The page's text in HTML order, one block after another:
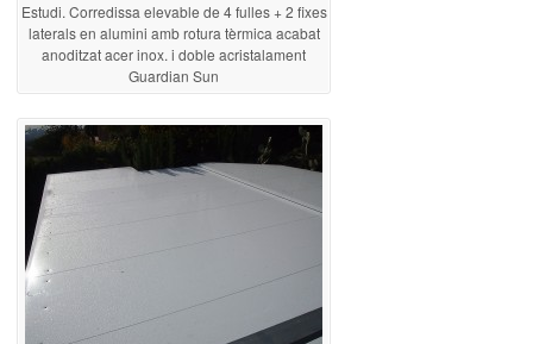
Estudi. Corredissa elevable de 4 fulles + 2 fixes
laterals en alumini amb rotura tèrmica acabat
anoditzat acer inox. i doble acristalament
Guardian Sun